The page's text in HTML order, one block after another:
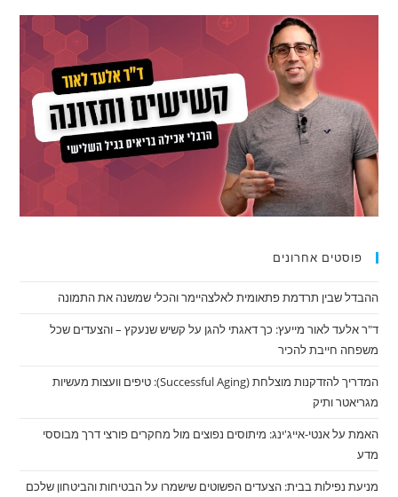
פוסטים אחרונים
ההבדל שבין תרדמת פתאומית לאלצהיימר והכלי שמשנה את התמונה
ד"ר אלעד לאור מייעץ: כך דאגתי להגן על קשיש שנעקץ – והצעדים שכל
משפחה חייבת להכיר
המדריך להזדקנות מוצלחת (Successful Aging): טיפים וועצות מעשיות
מגריאטר ותיק
האמת על אנטי-אייג'ינג: מיתוסים נפוצים מול מחקרים פורצי דרך מבוססי
מדע
מניעת נפילות בבית: הצעדים הפשוטים שישמרו על הבטיחות והביטחון שלכם